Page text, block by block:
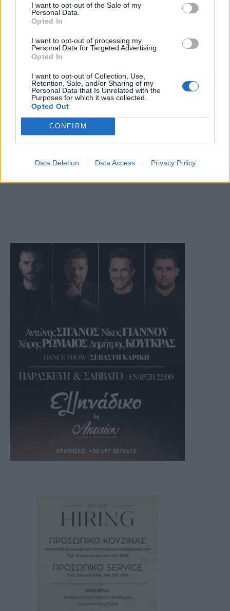
I want to opt-out of the Sale of my
Personal Data.
Opted In
I want to opt-out of processing my
Personal Data for Targeted Advertising.
Opted In
I want to opt-out of Collection, Use,
Retention, Sale, and/or Sharing of my
Personal Data that Is Unrelated with the
Purposes for which it was collected.
Opted Out
CONFIRM
Data Deletion Data Access Privacy Policy